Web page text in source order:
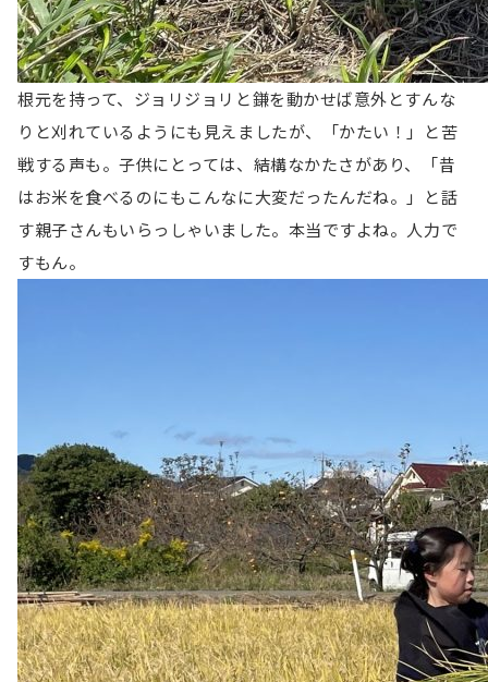
根元を持って、ジョリジョリと鎌を動かせば意外とすんな
りと刈れているようにも見えましたが、「かたい！」と苦
戦する声も。子供にとっては、結構なかたさがあり、「昔
はお米を食べるのにもこんなに大変だったんだね。」と話
す親子さんもいらっしゃいました。本当ですよね。人力で
すもん。